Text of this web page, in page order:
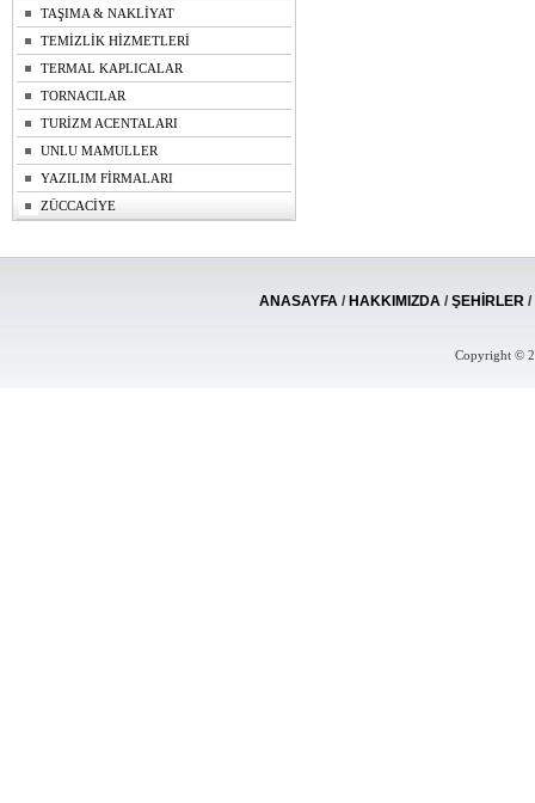
TAŞIMA & NAKLİYAT
TEMİZLİK HİZMETLERİ
TERMAL KAPLICALAR
TORNACILAR
TURİZM ACENTALARI
UNLU MAMULLER
YAZILIM FİRMALARI
ZÜCCACİYE
ANASAYFA / HAKKIMIZDA /ŞEHİRLER /
Copyright ©